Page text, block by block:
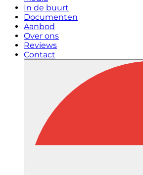
In de buurt
Documenten
Aanbod
Over ons
Reviews
Contact